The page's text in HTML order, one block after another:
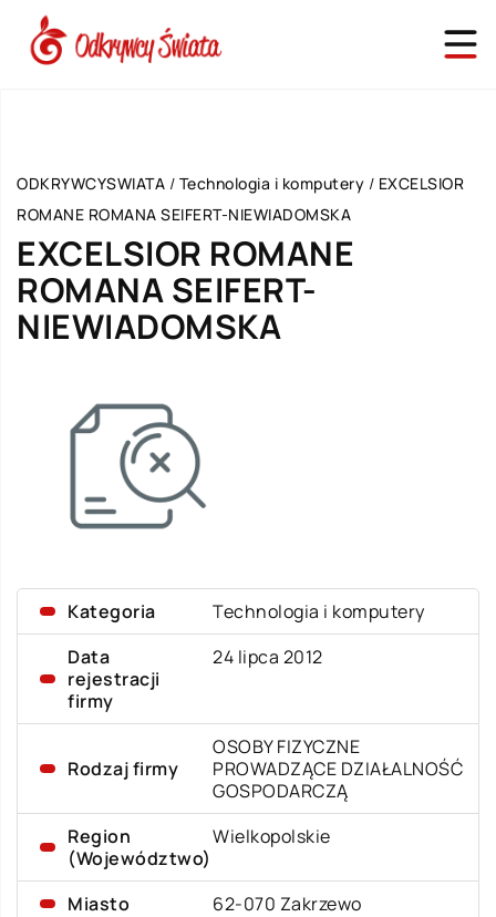
ODKRYWCYSWIATA / Technologia i komputery / EXCELSIOR
ROMANE ROMANA SEIFERT-NIEWIADOMSKA
EXCELSIOR ROMANE
ROMANA SEIFERT-
NIEWIADOMSKA
Kategoria
Technologia i komputery
Data
rejestracji
firmy
24 lipca 2012
Rodzaj firmy
OSOBY FIZYCZNE
PROWADZĄCE DZIAŁALNOŚĆ
GOSPODARCZĄ
Region
(Województwo)
Wielkopolskie
Miasto
62-070 Zakrzewo